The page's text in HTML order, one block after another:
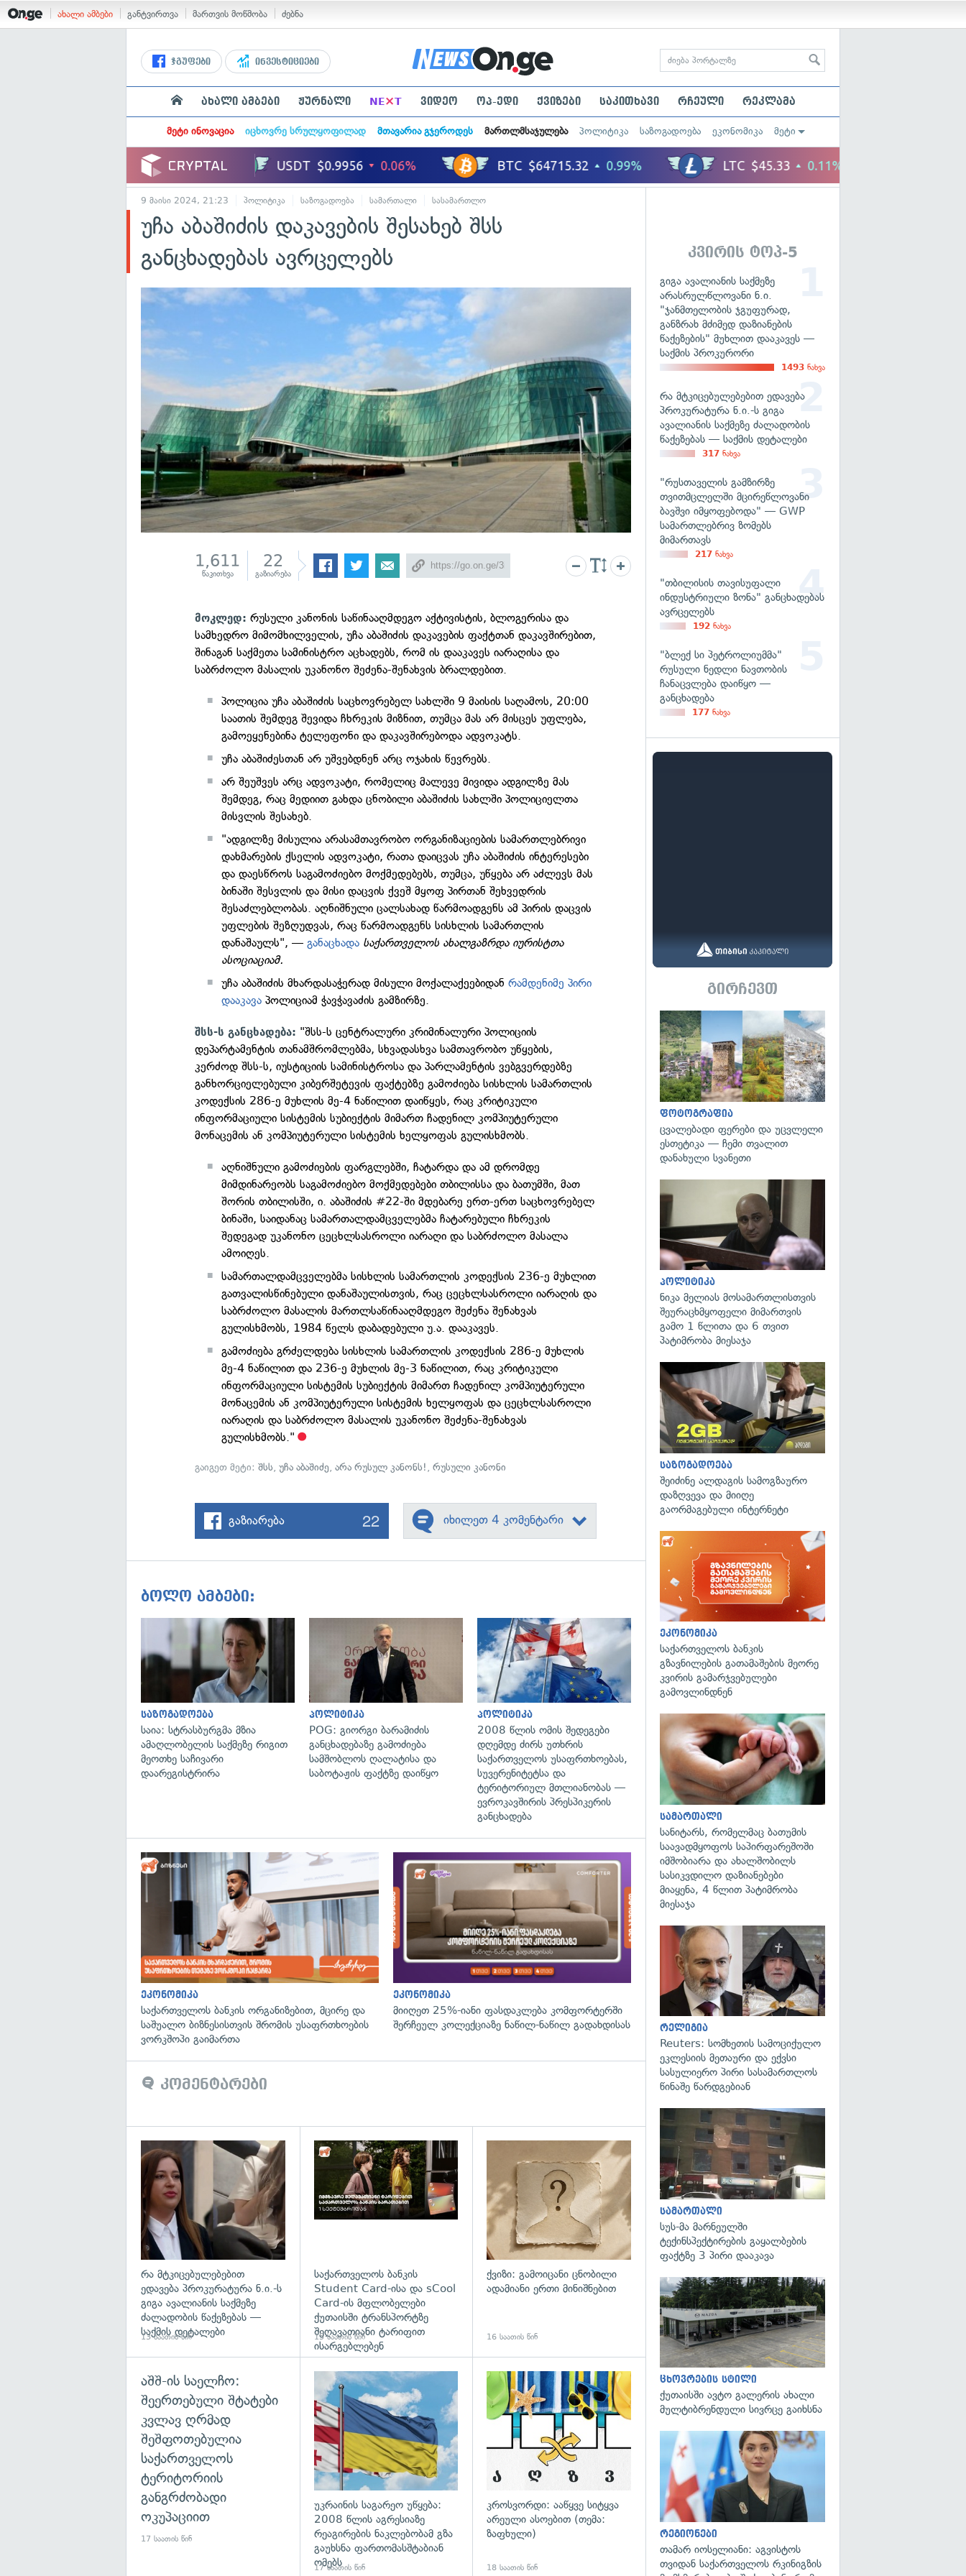
ახალი ამბები განტვირთვა მართვის მოწმობა ძებნა
ჯგუფები ინვესტიციები
ახალი ამბები ჟურნალი NE×T ვიდეო ოპ-ედი ქვიზები საკითხავი რჩეული რეკლამა
მეტი ინოვაცია იცხოვრე სრულყოფილად მთავარია გჯეროდეს მართლმსაჯულება პოლიტიკა საზოგადოება ეკონომიკა მეტი
9 მაისი 2024, 21:23 პოლიტიკა საზოგადოება სამართალი სასამართლო
უჩა აბაშიძის დაკავების შესახებ შსს
განცხადებას ავრცელებს
1,611
წაკითხვა
22
გაზიარება
მოკლედ:რუსული კანონის საწინააღმდეგო აქტივისტის, ბლოგერისა და
სამხედრო მიმომხილველის, უჩა აბაშიძის დაკავების ფაქტთან დაკავშირებით,
შინაგან საქმეთა სამინისტრო აცხადებს, რომ ის დააკავეს იარაღისა და
საბრძოლო მასალის უკანონო შეძენა-შენახვის ბრალდებით.
პოლიცია უჩა აბაშიძის საცხოვრებელ სახლში 9 მაისის საღამოს, 20:00
საათის შემდეგ შევიდა ჩხრეკის მიზნით, თუმცა მას არ მისცეს უფლება,
გამოეყენებინა ტელეფონი და დაკავშირებოდა ადვოკატს.
უჩა აბაშიძესთან არ უშვებდნენ არც ოჯახის წევრებს.
არ შეუშვეს არც ადვოკატი, რომელიც მალევე მივიდა ადგილზე მას
შემდეგ, რაც მედიით გახდა ცნობილი აბაშიძის სახლში პოლიციელთა
მისვლის შესახებ.
"ადგილზე მისულია არასამთავრობო ორგანიზაციების სამართლებრივი
დახმარების ქსელის ადვოკატი, რათა დაიცვას უჩა აბაშიძის ინტერესები
და დაესწროს საგამოძიებო მოქმედებებს, თუმცა, უწყება არ აძლევს მას
ბინაში შესვლის და მისი დაცვის ქვეშ მყოფ პირთან შეხვედრის
შესაძლებლობას. აღნიშნული ცალსახად წარმოადგენს ამ პირის დაცვის
უფლების შეზღუდვას, რაც წარმოადგენს სისხლის სამართლის
დანაშაულს", —განაცხადა საქართველოს ახალგაზრდა იურისტთა
ასოციაციამ.
უჩა აბაშიძის მხარდასაჭერად მისული მოქალაქეებიდანრამდენიმე პირი
დააკავა პოლიციამ ჭავჭავაძის გამზირზე.
შსს-ს განცხადება: "შსს-ს ცენტრალური კრიმინალური პოლიციის
დეპარტამენტის თანამშრომლებმა, სხვადასხვა სამთავრობო უწყების,
კერძოდ შსს-ს, იუსტიციის სამინისტროსა და პარლამენტის ვებგვერდებზე
განხორციელებული კიბერშეტევის ფაქტებზე გამოძიება სისხლის სამართლის
კოდექსის 286-ე მუხლის მე-4 ნაწილით დაიწყეს, რაც კრიტიკული
ინფორმაციული სისტემის სუბიექტის მიმართ ჩადენილ კომპიუტერული
მონაცემის ან კომპიუტერული სისტემის ხელყოფას გულისხმობს.
აღნიშნული გამოძიების ფარგლებში, ჩატარდა და ამ დრომდე
მიმდინარეობს საგამოძიებო მოქმედებები თბილისსა და ბათუმში, მათ
შორის თბილისში, ი. აბაშიძის #22-ში მდებარე ერთ-ერთ საცხოვრებელ
ბინაში, საიდანაც სამართალდამცველებმა ჩატარებული ჩხრეკის
შედეგად უკანონო ცეცხლსასროლი იარაღი და საბრძოლო მასალა
ამოიღეს.
სამართალდამცველებმა სისხლის სამართლის კოდექსის 236-ე მუხლით
გათვალისწინებული დანაშაულისთვის, რაც ცეცხლსასროლი იარაღის და
საბრძოლო მასალის მართლსაწინააღმდეგო შეძენა შენახვას
გულისხმობს, 1984 წელს დაბადებული უ.ა. დააკავეს.
გამოძიება გრძელდება სისხლის სამართლის კოდექსის 286-ე მუხლის
მე-4 ნაწილით და 236-ე მუხლის მე-3 ნაწილით, რაც კრიტიკული
ინფორმაციული სისტემის სუბიექტის მიმართ ჩადენილ კომპიუტერული
მონაცემის ან კომპიუტერული სისტემის ხელყოფას და ცეცხლსასროლი
იარაღის და საბრძოლო მასალის უკანონო შეძენა-შენახვას
გულისხმობს."
გაიგეთ მეტი:შსს,უჩა აბაშიძე,არა რუსულ კანონს!,რუსული კანონი
გაზიარება 22 იხილეთ 4 კომენტარი
ბოლო ამბები:
საზოგადოება
საია: სტრასბურგმა მზია
ამაღლობელის საქმეზე რიგით
მეოთხე საჩივარი
დაარეგისტრირა
გადახედვა
პოლიტიკა
POG: გიორგი ბარამიძის
განცხადებაზე გამოძიება
სამშობლოს ღალატისა და
საბოტაჟის ფაქტზე დაიწყო
გადახედვა
პოლიტიკა
2008 წლის ომის შედეგები
დღემდე ძირს უთხრის
საქართველოს უსაფრთხოებას,
სუვერენიტეტსა და
ტერიტორიულ მთლიანობას —
ევროკავშირის პრესპიკერის
განცხადება
ეკონომიკა
საქართველოს ბანკის ორგანიზებით, მცირე და
საშუალო ბიზნესისთვის შრომის უსაფრთხოების
ვორკშოპი გაიმართა
ეკონომიკა
მიიღეთ 25%-იანი ფასდაკლება კომფორტერში
შერჩეულ კოლექციაზე ნაწილ-ნაწილ გადახდისას
კომენტარები
გადახედვა
რა მტკიცებულებებით
ედავება პროკურატურა ნ.ი.-ს
გიგა ავალიანის საქმეზე
ძალადობის წაქეზებას —
საქმის დეტალები
13 საათის წინ
საქართველოს ბანკის
Student Card-ისა და sCool
Card-ის მფლობელები
ქუთაისში ტრანსპორტზე
შეღავათიანი ტარიფით
ისარგებლებენ
15 საათის წინ
ქვიზი: გამოიცანი ცნობილი
ადამიანი ერთი მინიშნებით
16 საათის წინ
აშშ-ის საელჩო:
შეერთებული შტატები
კვლავ ღრმად
შეშფოთებულია
საქართველოს
ტერიტორიის
განგრძობადი
ოკუპაციით
17 საათის წინ
გადახედვა
უკრაინის საგარეო უწყება:
2008 წლის აგრესიაზე
რეაგირების ნაკლებობამ გზა
გაუხსნა ფართომასშტაბიან
ომებს
17 საათის წინ
კროსვორდი: ააწყვე სიტყვა
არეული ასოებით (თემა:
ზაფხული)
18 საათის წინ
კვირის ტოპ-5
გიგა ავალიანის საქმეზე
არასრულწლოვანი ნ.ი.
"ჯანმთელობის ჯგუფურად,
განზრახ მძიმედ დაზიანების
წაქეზების" მუხლით დააკავეს —
საქმის პროკურორი
1493 ნახვა
რა მტკიცებულებებით ედავება
პროკურატურა ნ.ი.-ს გიგა
ავალიანის საქმეზე ძალადობის
წაქეზებას — საქმის დეტალები
317 ნახვა
"რუსთაველის გამზირზე
თვითმცლელში მცირეწლოვანი
ბავშვი იმყოფებოდა" — GWP
სამართლებრივ ზომებს
მიმართავს
217 ნახვა
"თბილისის თავისუფალი
ინდუსტრიული ზონა" განცხადებას
ავრცელებს
192 ნახვა
"ბლექ სი პეტროლიუმმა"
რუსული ნედლი ნავთობის
ჩანაცვლება დაიწყო —
განცხადება
177 ნახვა
გირჩევთ
ფოტოგრაფია
ცვალებადი ფერები და უცვლელი
ესთეტიკა — ჩემი თვალით
დანახული სვანეთი
პოლიტიკა
ნიკა მელიას მოსამართლისთვის
შეურაცხმყოფელი მიმართვის
გამო 1 წლითა და 6 თვით
პატიმრობა მიესაჯა
საზოგადოება
შეიძინე ალდაგის სამოგზაურო
დაზღვევა და მიიღე
გაორმაგებული ინტერნეტი
ეკონომიკა
საქართველოს ბანკის
გზავნილების გათამაშების მეორე
კვირის გამარჯვებულები
გამოვლინდნენ
სამართალი
სანიტარს, რომელმაც ბათუმის
საავადმყოფოს საპირფარეშოში
იმშობიარა და ახალშობილს
სასიკვდილო დაზიანებები
მიაყენა, 4 წლით პატიმრობა
მიესაჯა
რელიგია
Reuters: სომხეთის სამოციქულო
ეკლესიის მეთაური და ექვსი
სასულიერო პირი სასამართლოს
წინაშე წარდგებიან
სამართალი
სუს-მა მარნეულში
ტექინსპექტირების გაყალბების
ფაქტზე 3 პირი დააკავა
ცხოვრების სტილი
ქუთაისში ავტო გალერის ახალი
მულტიბრენდული სივრცე გაიხსნა
რეგიონები
თამარ იოსელიანი: აგვისტოს
თვიდან საქართველოს რკინიგზის